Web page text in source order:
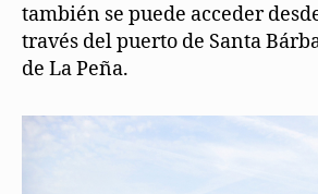
también se puede acceder
través del puerto de Santa
de La Peña.